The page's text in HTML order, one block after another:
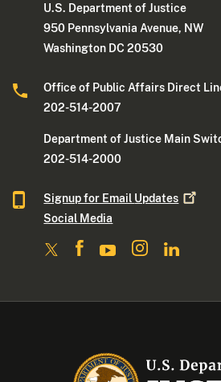
U.S. Department of Justice
950 Pennsylvania Avenue, NW
Washington DC 20530
Office of Public Affairs Direct
202-514-2007
Department of Justice Main
202-514-2000
Signup for Email Updates
Social Media